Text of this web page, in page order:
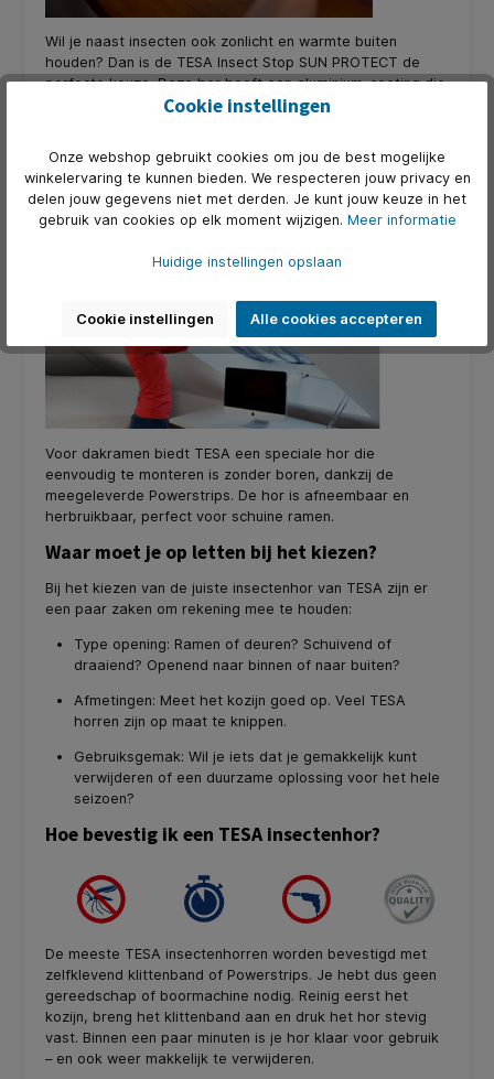
Wil je naast insecten ook zonlicht en warmte buiten
houden? Dan is de TESA Insect Stop SUN PROTECT de
perfecte keuze. Deze hor heeft een aluminium-coating die
UV-stralen reflecteert, waardoor het binnen koeler blijft.
TESA Insect Stop voor dakramen – Speciaal
voor schuine ramen
Voor dakramen biedt TESA een speciale hor die
eenvoudig te monteren is zonder boren, dankzij de
meegeleverde Powerstrips. De hor is afneembaar en
herbruikbaar, perfect voor schuine ramen.
Waar moet je op letten bij het kiezen?
Bij het kiezen van de juiste insectenhor van TESA zijn er
een paar zaken om rekening mee te houden:
Type opening: Ramen of deuren? Schuivend of
draaiend? Openend naar binnen of naar buiten?
Afmetingen: Meet het kozijn goed op. Veel TESA
horren zijn op maat te knippen.
Gebruiksgemak: Wil je iets dat je gemakkelijk kunt
verwijderen of een duurzame oplossing voor het hele
seizoen?
Hoe bevestig ik een TESA insectenhor?
De meeste TESA insectenhorren worden bevestigd met
zelfklevend klittenband of Powerstrips. Je hebt dus geen
gereedschap of boormachine nodig. Reinig eerst het
kozijn, breng het klittenband aan en druk het hor stevig
vast. Binnen een paar minuten is je hor klaar voor gebruik
– en ook weer makkelijk te verwijderen.
Cookie instellingen
Onze webshop gebruikt cookies om jou de best mogelijke
winkelervaring te kunnen bieden. We respecteren jouw privacy en
delen jouw gegevens niet met derden. Je kunt jouw keuze in het
gebruik van cookies op elk moment wijzigen. Meer informatie
Huidige instellingen opslaan
Cookie instellingen Alle cookies accepteren